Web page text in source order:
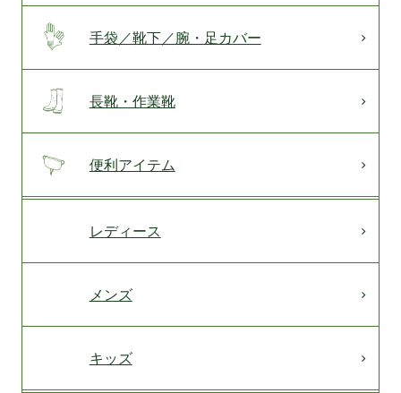
手袋／靴下／腕・足カバー
長靴・作業靴
便利アイテム
レディース
メンズ
キッズ